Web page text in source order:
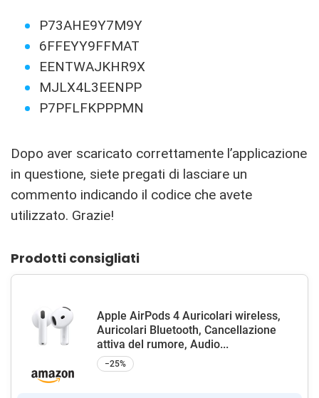
P73AHE9Y7M9Y
6FFEYY9FFMAT
EENTWAJKHR9X
MJLX4L3EENPP
P7PFLFKPPPMN
Dopo aver scaricato correttamente l’applicazione
in questione, siete pregati di lasciare un
commento indicando il codice che avete
utilizzato. Grazie!
Prodotti consigliati
Apple AirPods 4 Auricolari wireless,
Auricolari Bluetooth, Cancellazione
attiva del rumore, Audio...
−25%